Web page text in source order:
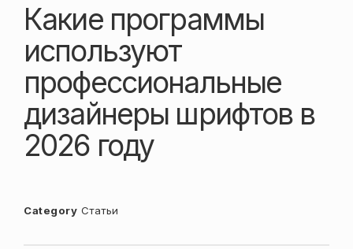
Какие программы
используют
профессиональные
дизайнеры шрифтов в
2026 году
Category Статьи